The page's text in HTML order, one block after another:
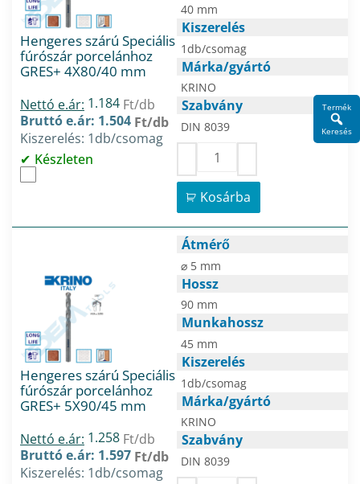
Hengeres szárú Speciális
fúrószár porcelánhoz
GRES+ 4X80/40 mm
Nettó e.ár: 1.184 Ft/db
Bruttó e.ár: 1.504 Ft/db
Kiszerelés: 1db/csomag
Készleten
40 mm
Kiszerelés
1db/csomag
Márka/gyártó
KRINO
Szabvány
DIN 8039
Kosárba
Hengeres szárú Speciális
fúrószár porcelánhoz
GRES+ 5X90/45 mm
Nettó e.ár: 1.258 Ft/db
Bruttó e.ár: 1.597 Ft/db
Kiszerelés: 1db/csomag
Átmérő
⌀ 5 mm
Hossz
90 mm
Munkahossz
45 mm
Kiszerelés
1db/csomag
Márka/gyártó
KRINO
Szabvány
DIN 8039
Termék
Keresés